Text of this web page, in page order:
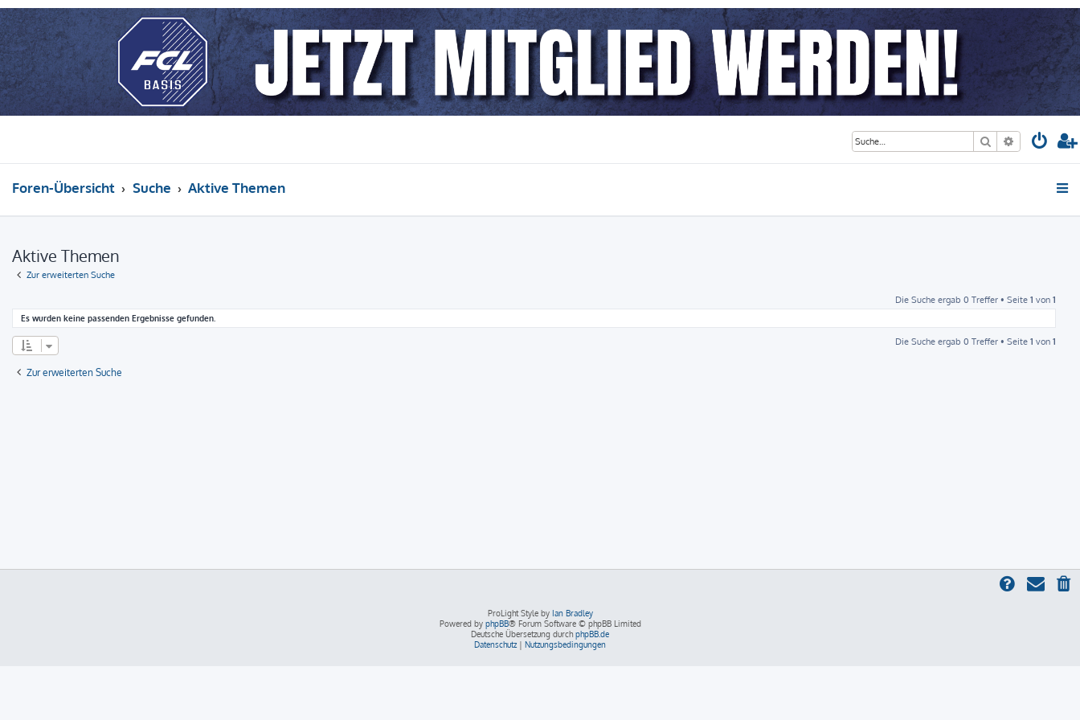
Suche Erweiterte
Foren-Übersicht Suche Aktive Themen
Aktive Themen
Zur erweiterten Suche
Die Suche ergab 0 Treffer • Seite 1 von 1
Es wurden keine passenden Ergebnisse gefunden.
Die Suche ergab 0 Treffer • Seite 1 von 1
Zur erweiterten Suche
ProLight Style by Ian Bradley
Powered by phpBB® Forum Software © phpBB Limited
Deutsche Übersetzung durch phpBB.de
Datenschutz
Nutzungsbedingungen